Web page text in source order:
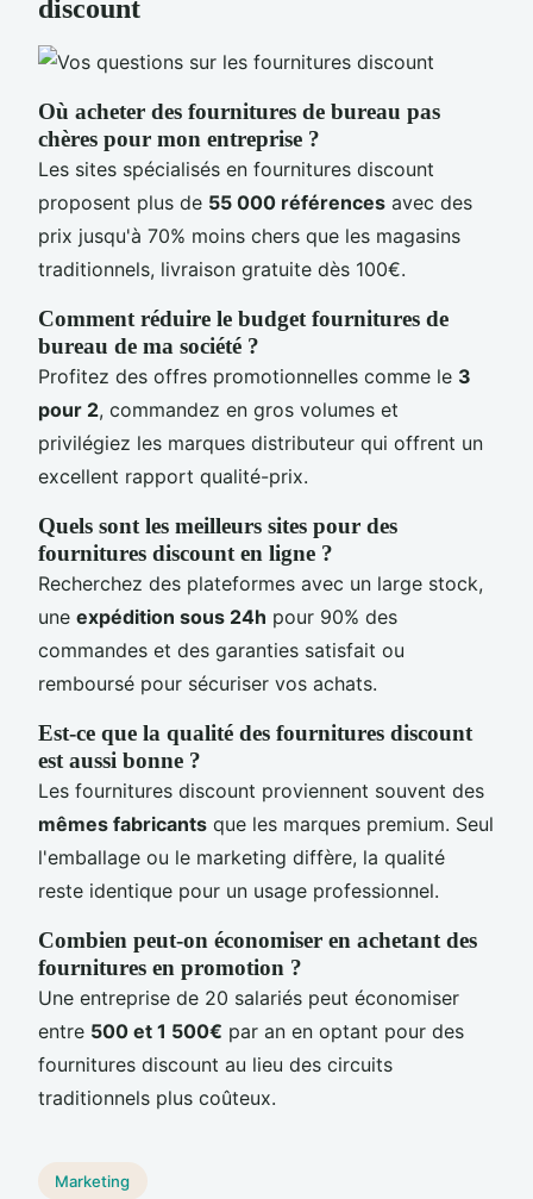
discount
Où acheter des fournitures de bureau pas
chères pour mon entreprise ?
Les sites spécialisés en fournitures discount
proposent plus de 55 000 références avec des
prix jusqu'à 70% moins chers que les magasins
traditionnels, livraison gratuite dès 100€.
Comment réduire le budget fournitures de
bureau de ma société ?
Profitez des offres promotionnelles comme le 3
pour 2, commandez en gros volumes et
privilégiez les marques distributeur qui offrent un
excellent rapport qualité-prix.
Quels sont les meilleurs sites pour des
fournitures discount en ligne ?
Recherchez des plateformes avec un large stock,
une expédition sous 24h pour 90% des
commandes et des garanties satisfait ou
remboursé pour sécuriser vos achats.
Est-ce que la qualité des fournitures discount
est aussi bonne ?
Les fournitures discount proviennent souvent des
mêmes fabricants que les marques premium. Seul
l'emballage ou le marketing diffère, la qualité
reste identique pour un usage professionnel.
Combien peut-on économiser en achetant des
fournitures en promotion ?
Une entreprise de 20 salariés peut économiser
entre 500 et 1 500€ par an en optant pour des
fournitures discount au lieu des circuits
traditionnels plus coûteux.
Marketing